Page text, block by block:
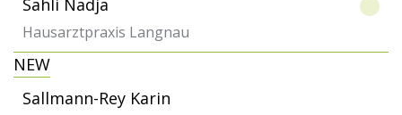
Sahli Nadja
Hausarztpraxis Langnau
NEW
Sallmann-Rey Karin